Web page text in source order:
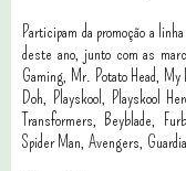
Participam da promoção a
deste ano, junto com as
Gaming, Mr. Potato Head,
Doh, Playskool, Playskool
Transformers, Beyblade,
Spider Man, Avengers,